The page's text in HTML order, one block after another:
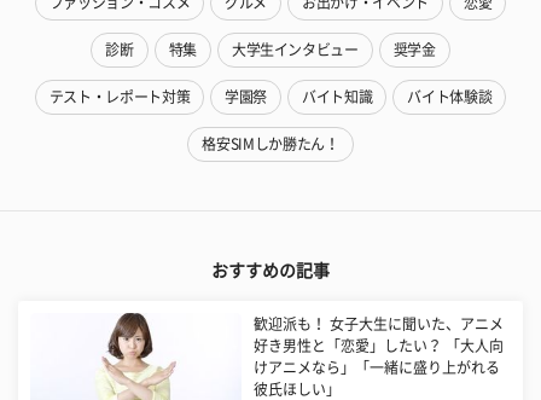
診断 特集 大学生インタビュー 奨学金
テスト・レポート対策 学園祭 バイト知識 バイト体験談
格安SIMしか勝たん！
おすすめの記事
歓迎派も！ 女子大生に聞いた、アニメ
好き男性と「恋愛」したい？ 「大人向
けアニメなら」「一緒に盛り上がれる
彼氏ほしい」